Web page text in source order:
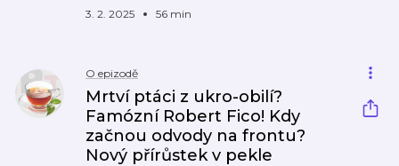
3. 2. 2025 56 min
O epizodě
Mrtví ptáci z ukro-obilí?
Famózní Robert Fico! Kdy
začnou odvody na frontu?
Nový přírůstek v pekle